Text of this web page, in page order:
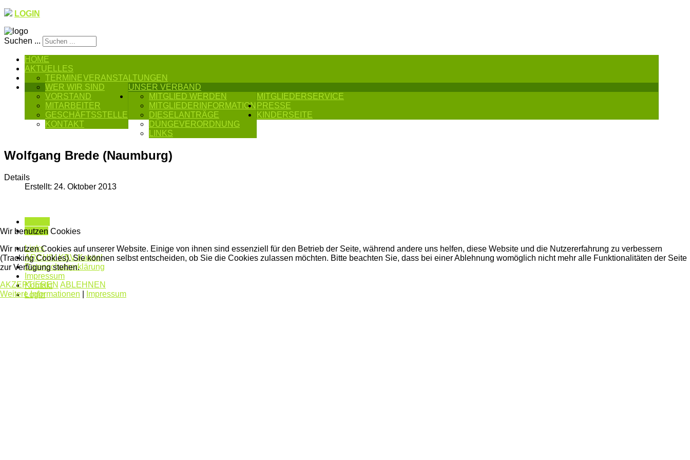
LOGIN
Suchen ...
HOME
AKTUELLES
VERANSTALTUNGEN
TERMINE
UNSER VERBAND
WER WIR SIND
VORSTAND
MITARBEITER
GESCHÄFTSSTELLE
KONTAKT
MITGLIEDERSERVICE
MITGLIED WERDEN
MITGLIEDERINFORMATION
DIESELANTRÄGE
DÜNGEVERORDNUNG
LINKS
PRESSE
KINDERSEITE
Wolfgang Brede (Naumburg)
Details
Erstellt: 24. Oktober 2013
Weiter
Links
ARCHIV KBV-Kassel
Datenschutzerklärung
Impressum
Kontakt
Login
Wir benutzen Cookies
Wir nutzen Cookies auf unserer Website. Einige von ihnen sind essenziell für den Betrieb der Seite, während andere uns helfen, diese Website und die Nutzererfahrung zu verbessern
(Tracking Cookies). Sie können selbst entscheiden, ob Sie die Cookies zulassen möchten. Bitte beachten Sie, dass bei einer Ablehnung womöglich nicht mehr alle Funktionalitäten der Seite
zur Verfügung stehen.
AKZEPTIEREN ABLEHNEN
Weitere Informationen
Impressum